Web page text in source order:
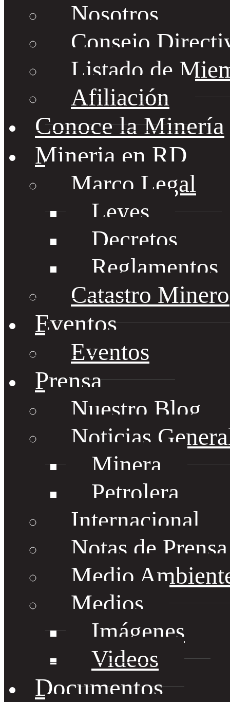
Nosotros
Consejo
Listado de
Afiliación
Conoce la Minería
Mineria en RD
Marco Legal
Leyes
Decretos
Reglamentos
Catastro Minero
Eventos
Eventos
Prensa
Nuestro Blog
Noticias
Minera
Petrolera
Internacional
Notas de
Medio
Medios
Imágenes
Videos
Documentos